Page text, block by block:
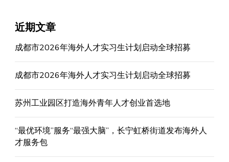
近期文章
成都市2026年海外人才实习生计划启动全球招募
成都市2026年海外人才实习生计划启动全球招募
苏州工业园区打造海外青年人才创业首选地
“最优环境”服务“最强大脑”，长宁虹桥街道发布海外人
才服务包